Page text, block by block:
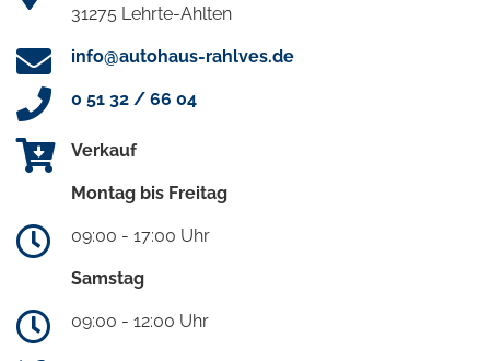
31275 Lehrte-Ahlten
info@autohaus-rahlves.de
0 51 32 / 66 04
Verkauf
Montag bis Freitag
09:00 - 17:00 Uhr
Samstag
09:00 - 12:00 Uhr